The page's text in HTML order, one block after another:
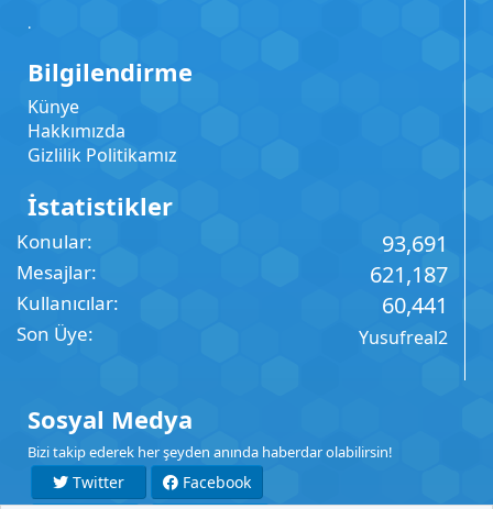
.
Bilgilendirme
Künye
Hakkımızda
Gizlilik Politikamız
İstatistikler
Konular 93,691
Mesajlar 621,187
Kullanıcılar 60,441
Son Üye Yusufreal2
Sosyal Medya
Bizi takip ederek her şeyden anında haberdar olabilirsin!
Twitter Facebook